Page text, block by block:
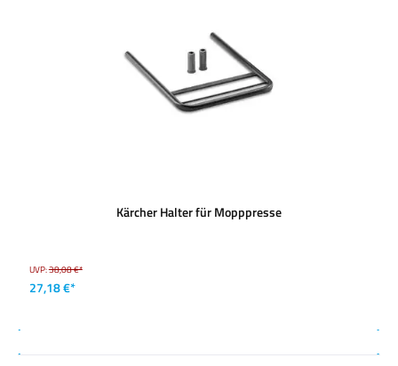
Kärcher Halter für Mopppresse
UVP:38,08 €*
27,18 €*